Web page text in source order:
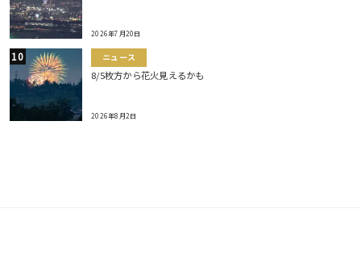
2026年7月20日
ニュース
8/5枚方から花火見えるかも
2026年8月2日